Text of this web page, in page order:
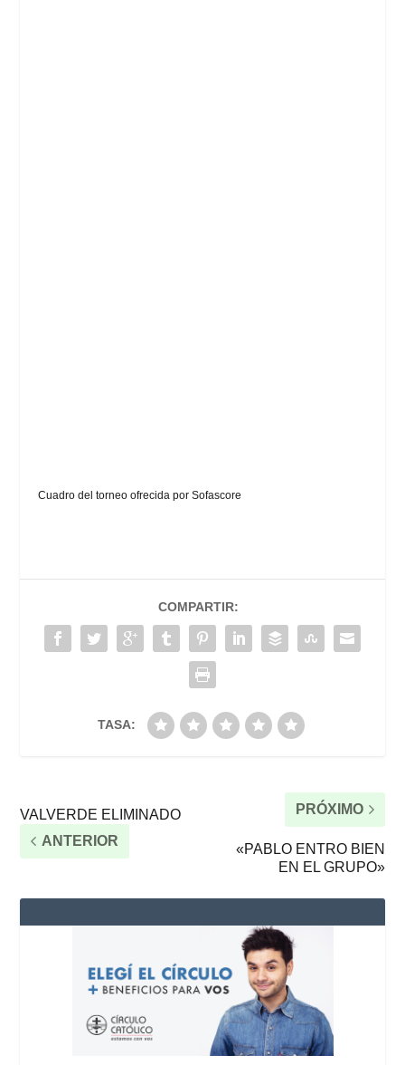
Cuadro del torneo ofrecida porSofascore
COMPARTIR:
TASA:
VALVERDE ELIMINADO
ANTERIOR
PRÓXIMO
«PABLO ENTRO BIEN
EN EL GRUPO»